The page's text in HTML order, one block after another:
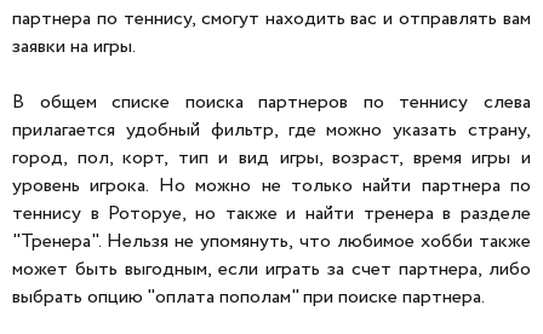
партнера по теннису, смогут находить вас и отправлять вам
заявки на игры.
В общем списке поиска партнеров по теннису слева
прилагается удобный фильтр, где можно указать страну,
город, пол, корт, тип и вид игры, возраст, время игры и
уровень игрока. Но можно не только найти партнера по
теннису в Роторуе, но также и найти тренера в разделе
"Тренера". Нельзя не упомянуть, что любимое хобби также
может быть выгодным, если играть за счет партнера, либо
выбрать опцию "оплата пополам" при поиске партнера.